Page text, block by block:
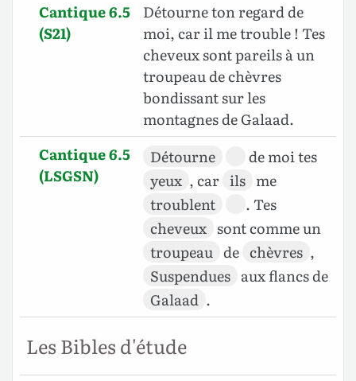
Cantique 6.5
(S21)
Détourne ton regard de
moi, car il me trouble ! Tes
cheveux sont pareils à un
troupeau de chèvres
bondissant sur les
montagnes de Galaad.
Cantique 6.5
(LSGSN)
Détourne
de moi tes
yeux , car ils me
troublent
. Tes
cheveux sont comme un
troupeau de chèvres ,
Suspendues aux flancs de
Galaad .
Les Bibles d'étude